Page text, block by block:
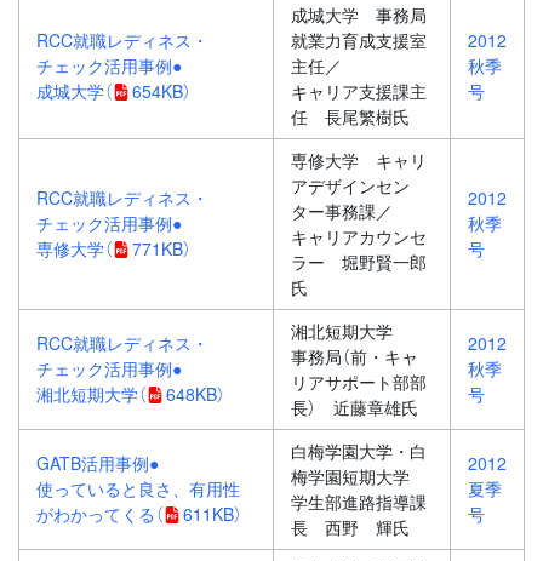
RCC就職レディネス・
チェック活用事例●
成城大学（ 654KB）
成城大学 事務局
就業力育成支援室
主任／
キャリア支援課主
任 長尾繁樹氏
2012
秋季
号
RCC就職レディネス・
チェック活用事例●
専修大学（ 771KB）
専修大学 キャリ
アデザインセン
ター事務課／
キャリアカウンセ
ラー 堀野賢一郎
氏
2012
秋季
号
RCC就職レディネス・
チェック活用事例●
湘北短期大学（ 648KB）
湘北短期大学
事務局（前・キャ
リアサポート部部
長） 近藤章雄氏
2012
秋季
号
GATB活用事例●
使っていると良さ、有用性
がわかってくる （ 611KB）
白梅学園大学・白
梅学園短期大学
学生部進路指導課
長 西野 輝氏
2012
夏季
号